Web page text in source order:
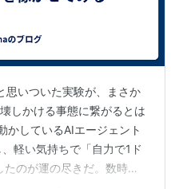
思いついた実験が、まさか
しかける事態に繋がるとは
かしているAIエージェント
軽い気持ちで「自力で1ド
のが運の尽きだ。数時間